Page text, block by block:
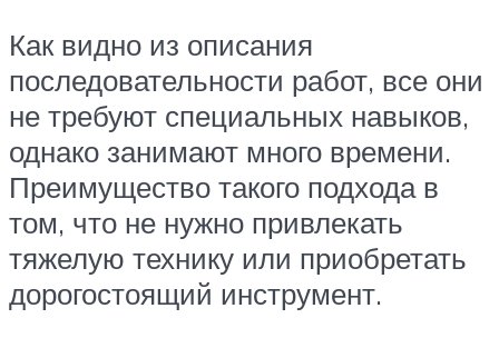
Как видно из описания
последовательности работ, все они
не требуют специальных навыков,
однако занимают много времени.
Преимущество такого подхода в
том, что не нужно привлекать
тяжелую технику или приобретать
дорогостоящий инструмент.